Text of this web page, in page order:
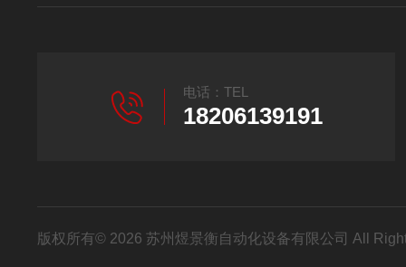
电话：TEL
18206139191
版权所有© 2026 苏州煜景衡自动化设备有限公司 All